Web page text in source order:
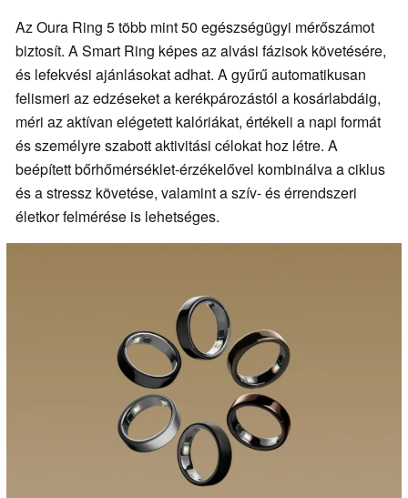
Az Oura Ring 5 több mint 50 egészségügyi mérőszámot
biztosít. A Smart Ring képes az alvási fázisok követésére,
és lefekvési ajánlásokat adhat. A gyűrű automatikusan
felismeri az edzéseket a kerékpározástól a kosárlabdáig,
méri az aktívan elégetett kalóriákat, értékeli a napi formát
és személyre szabott aktivitási célokat hoz létre. A
beépített bőrhőmérséklet-érzékelővel kombinálva a ciklus
és a stressz követése, valamint a szív- és érrendszeri
életkor felmérése is lehetséges.